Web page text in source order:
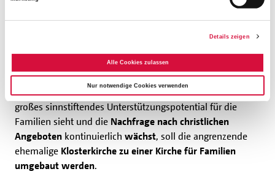
Details zeigen
Alle Cookies zulassen
Nur notwendige Cookies verwenden
Der Umbau der alten Klosterkirche der Franziskaner zu
im Bistum Erfurt
können. Gerade für das Glaubensleben im thüringischen
Eichsfeld übernimmt der Kerbsche Berg eine zentrale
Rolle. Da die Einrichtung in ihrem religiösen Angebot
großes sinnstiftendes Unterstützungspotential für die
Familien sieht und die Nachfrage nach christlichen
Angeboten kontinuierlich wächst, soll die angrenzende
ehemalige Klosterkirche zu einer Kirche für Familien
umgebaut werden.